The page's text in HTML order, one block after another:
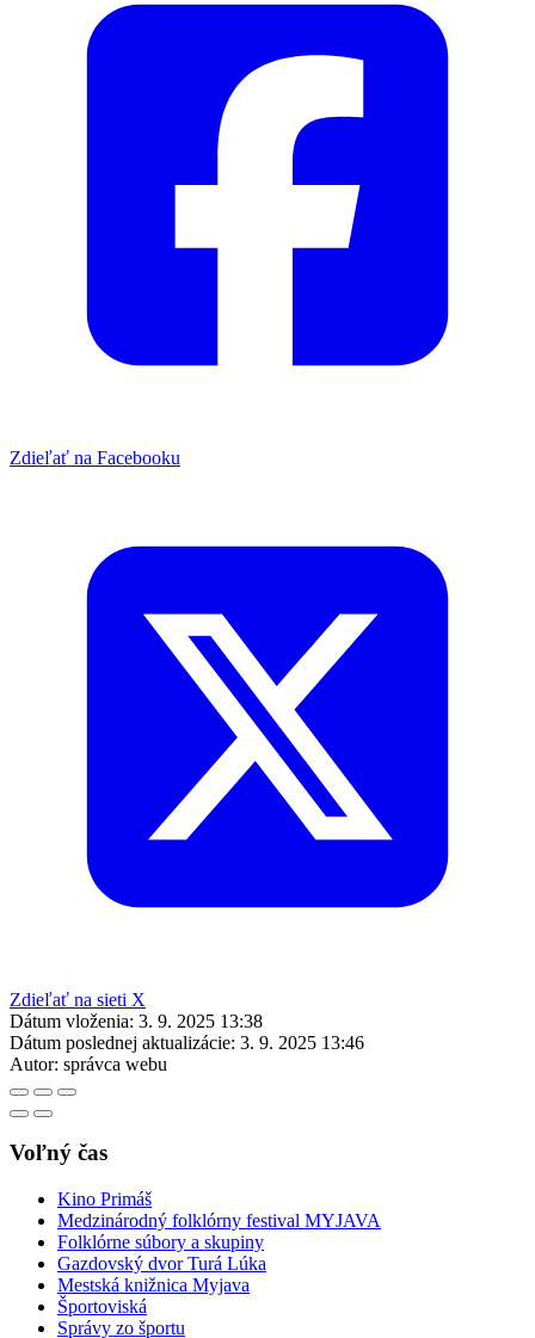
Zdieľať na Facebooku
Zdieľať na sieti X
Dátum vloženia: 3. 9. 2025 13:38
Dátum poslednej aktualizácie: 3. 9. 2025 13:46
Autor: správca webu
Voľný čas
Kino Primáš
Medzinárodný folklórny festival MYJAVA
Folklórne súbory a skupiny
Gazdovský dvor Turá Lúka
Mestská knižnica Myjava
Športoviská
Správy zo športu